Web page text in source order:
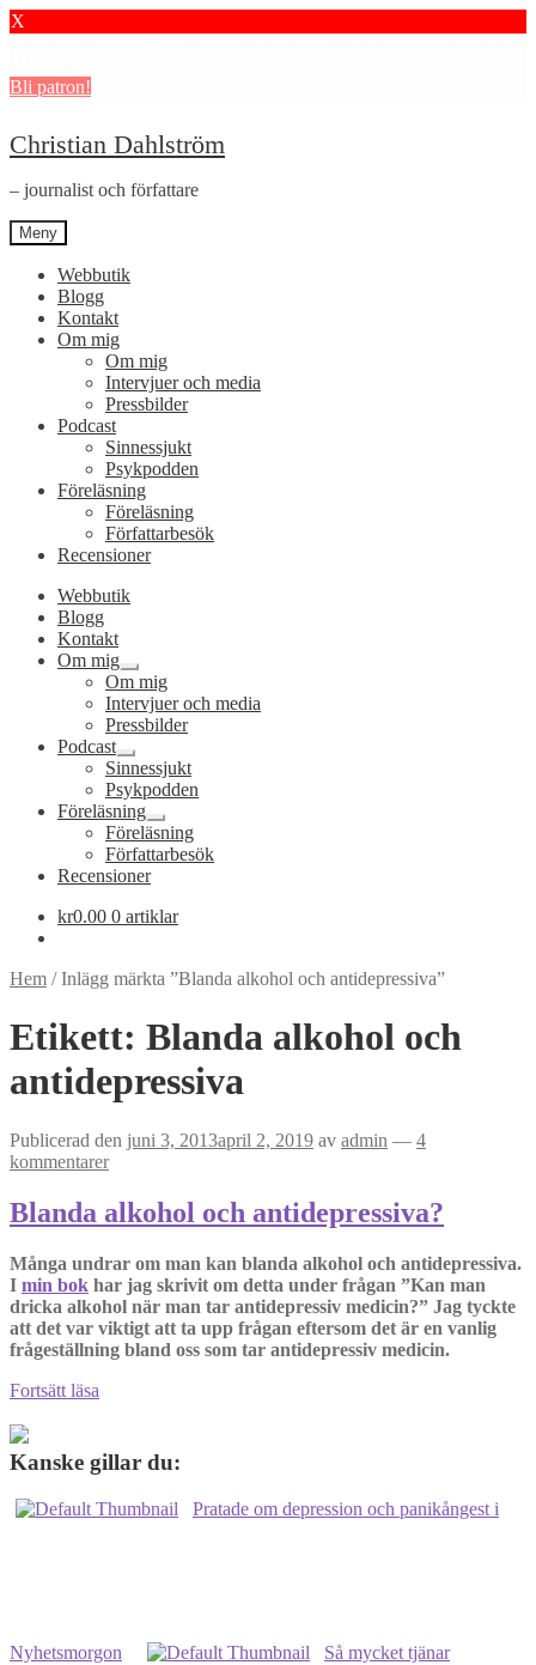
X
Bli patron!
Hoppa
till
navigering
Hoppa
till
innehåll
Christian Dahlström
– journalist och författare
Meny
Webbutik
Blogg
Kontakt
Om mig
Om mig
Intervjuer och media
Pressbilder
Podcast
Sinnessjukt
Psykpodden
Föreläsning
Föreläsning
Författarbesök
Recensioner
Webbutik
Blogg
Kontakt
Om mig
Expandera
undermeny
Om mig
Intervjuer och media
Pressbilder
Podcast
Expandera
undermeny
Sinnessjukt
Psykpodden
Föreläsning
Expandera
undermeny
Föreläsning
Författarbesök
Recensioner
kr0.00 0 artiklar
Hem /Inlägg märkta ”Blanda alkohol och antidepressiva”
Etikett: Blanda alkohol och
antidepressiva
Publicerad den juni 3, 2013april 2, 2019 av admin — 4
kommentarer
Blanda alkohol och antidepressiva?
Många undrar om man kan blanda alkohol och antidepressiva.
I min bok har jag skrivit om detta under frågan ”Kan man
dricka alkohol när man tar antidepressiv medicin?” Jag tyckte
att det var viktigt att ta upp frågan eftersom det är en vanlig
frågeställning bland oss som tar antidepressiv medicin.
Fortsätt läsa
antidepressiva?
Kanske gillar du:
Pratade om depression och panikångest i
Nyhetsmorgon Så mycket tjänar